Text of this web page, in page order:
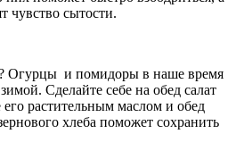
чувство сытости.
Огурцы и помидоры в наше время
Сделайте себе на обед салат
растительным маслом и обед
хлеба поможет сохранить